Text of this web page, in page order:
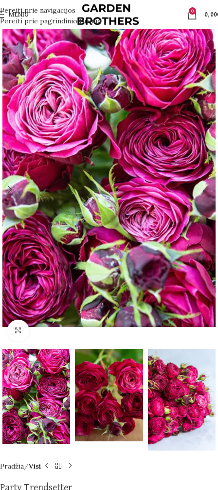
Pereiti prie navigacijos
Pereiti prie pagrindinio turinio
MENIU
0
0,00
Pradžia Visi
Party Trendsetter